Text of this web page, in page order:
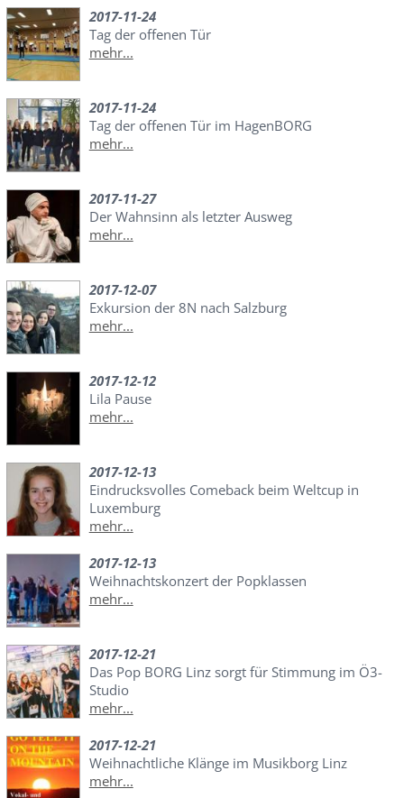
2017-11-24
Tag der offenen Tür
mehr...
2017-11-24
Tag der offenen Tür im HagenBORG
mehr...
2017-11-27
Der Wahnsinn als letzter Ausweg
mehr...
2017-12-07
Exkursion der 8N nach Salzburg
mehr...
2017-12-12
Lila Pause
mehr...
2017-12-13
Eindrucksvolles Comeback beim Weltcup in
Luxemburg
mehr...
2017-12-13
Weihnachtskonzert der Popklassen
mehr...
2017-12-21
Das Pop BORG Linz sorgt für Stimmung im Ö3-
Studio
mehr...
2017-12-21
Weihnachtliche Klänge im Musikborg Linz
mehr...